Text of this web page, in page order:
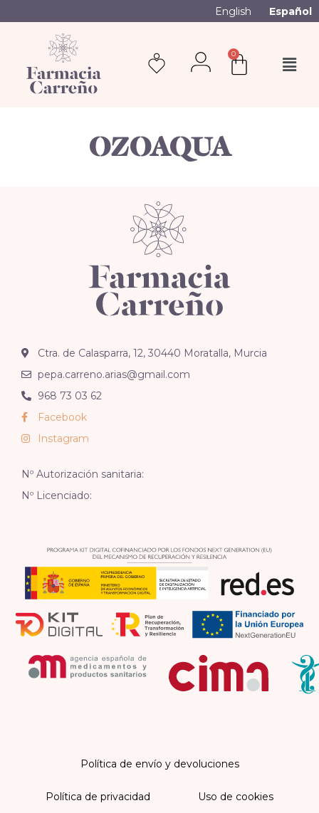
English Español
0
OZOAQUA
Ctra. de Calasparra, 12, 30440 Moratalla, Murcia
pepa.carreno.arias@gmail.com
968 73 03 62
Facebook
Instagram
Nº Autorización sanitaria:
Nº Licenciado:
Política de envío y devoluciones
Política de privacidad Uso de cookies